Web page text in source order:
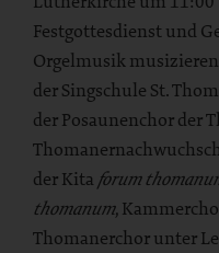
Festgottesdienst und
Orgelmusik
der Singschule St.
der Posaunenchor der
der Kita forum
thomanum,
Thomanerchor unter